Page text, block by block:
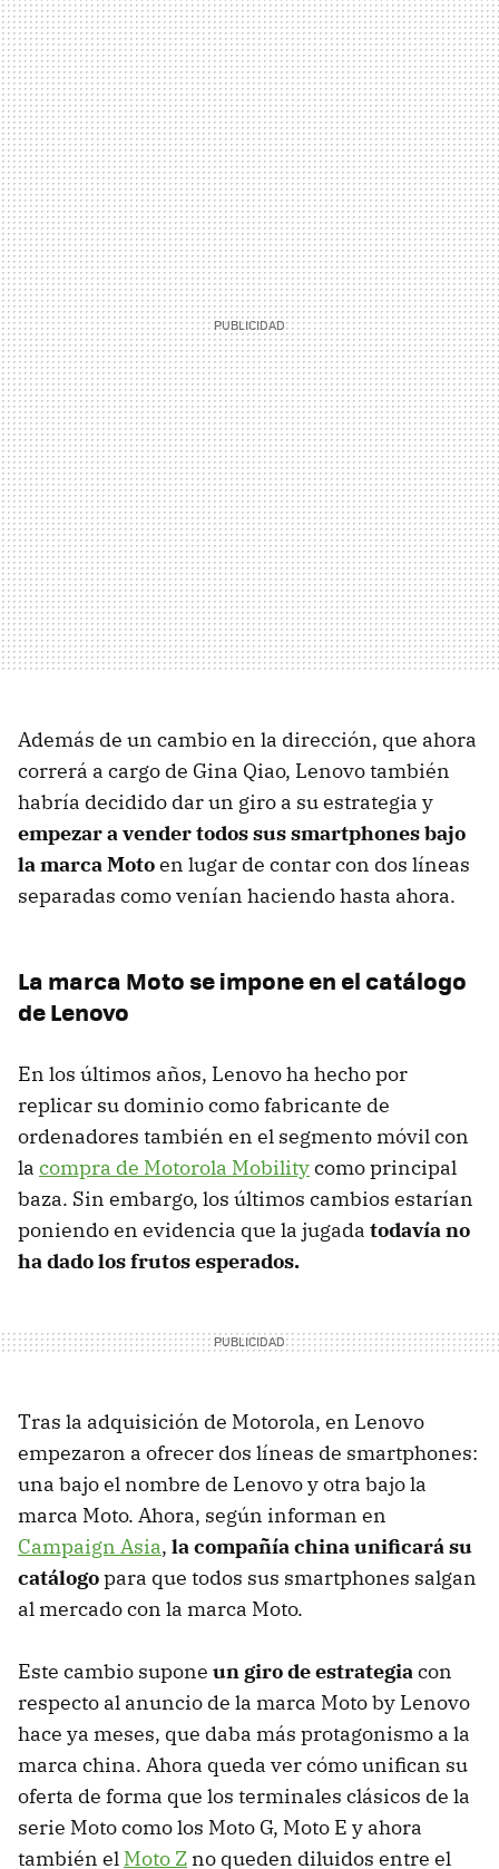
Además de un cambio en la dirección, que ahora
correrá a cargo de Gina Qiao, Lenovo también
habría decidido dar un giro a su estrategia y
empezar a vender todos sus smartphones bajo
la marca Motoen lugar de contar con dos líneas
separadas como venían haciendo hasta ahora.
La marca Moto se impone en el catálogo
de Lenovo
En los últimos años, Lenovo ha hecho por
replicar su dominio como fabricante de
ordenadores también en el segmento móvil con
la compra de Motorola Mobilitycomo principal
baza. Sin embargo, los últimos cambios estarían
poniendo en evidencia que la jugada todavía no
ha dado los frutos esperados.
Tras la adquisición de Motorola, en Lenovo
empezaron a ofrecer dos líneas de smartphones:
una bajo el nombre de Lenovo y otra bajo la
marca Moto. Ahora, según informan en
Campaign Asia, la compañía china unificará su
catálogopara que todos sus smartphones salgan
al mercado con la marca Moto.
Este cambio supone un giro de estrategiacon
respecto al anuncio de la marca Moto by Lenovo
hace ya meses, que daba más protagonismo a la
marca china. Ahora queda ver cómo unifican su
oferta de forma que los terminales clásicos de la
serie Moto como los Moto G, Moto E y ahora
también el Moto Z no queden diluidos entre el